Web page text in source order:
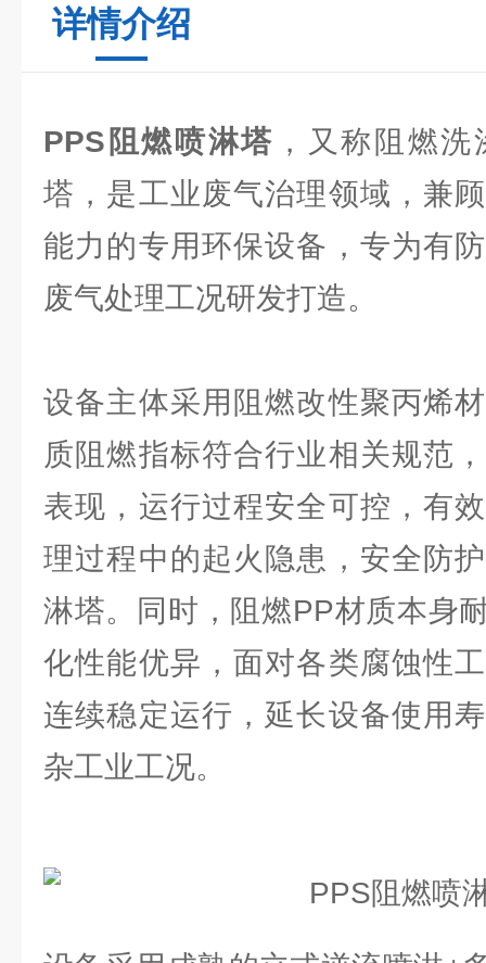
详情介绍
PPS阻燃喷淋塔 ，又称阻燃
塔，是工业废气治理领域，兼
能力的专用环保设备，专为有
废气处理工况研发打造。
设备主体采用阻燃改性聚丙烯
质阻燃指标符合行业相关规范
表现，运行过程安全可控，有
理过程中的起火隐患，安全防
淋塔。同时，阻燃PP材质本身
化性能优异，面对各类腐蚀性
连续稳定运行，延长设备使用
杂工业工况。